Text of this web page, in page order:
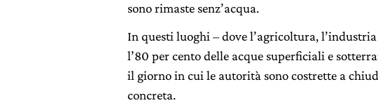
sono rimaste senz’acqua.
In questi luoghi – dove l’agricoltura,
l’80 per cento delle acque superficiali e
il giorno in cui le autorità sono costrette a
concreta.